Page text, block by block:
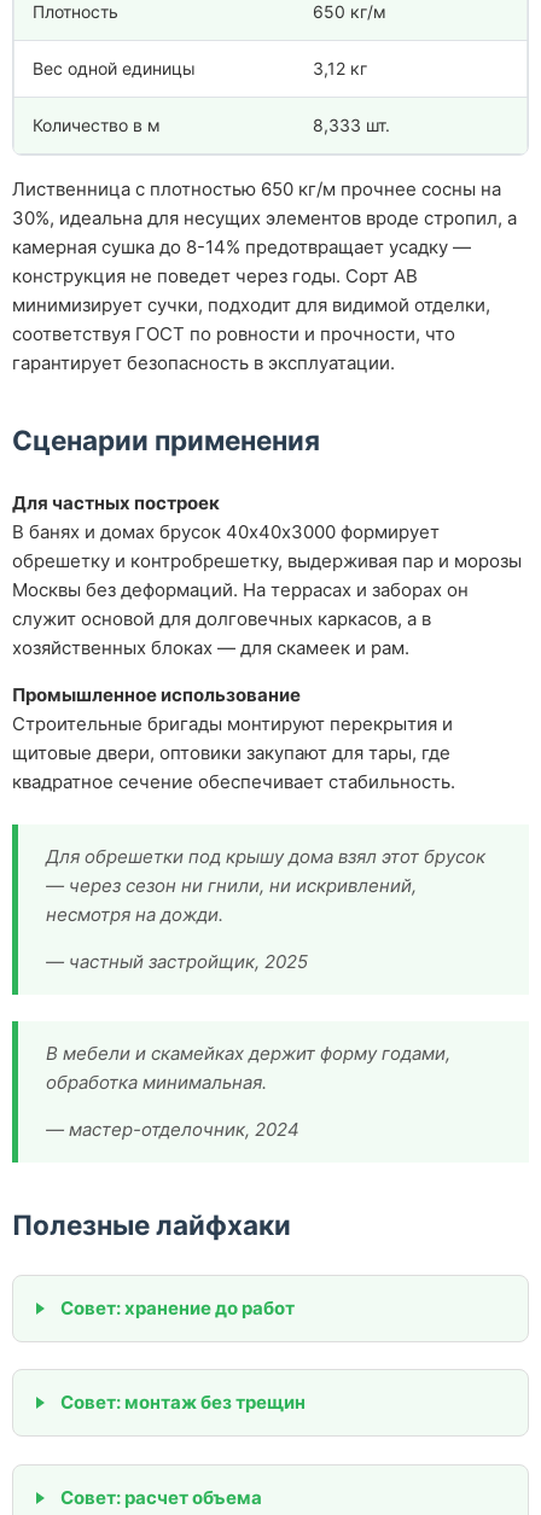
Плотность 650 кг/м
Вес одной единицы 3,12 кг
Количество в м 8,333 шт.
Лиственница с плотностью 650 кг/м прочнее сосны на
30%, идеальна для несущих элементов вроде стропил, а
камерная сушка до 8-14% предотвращает усадку —
конструкция не поведет через годы. Сорт АВ
минимизирует сучки, подходит для видимой отделки,
соответствуя ГОСТ по ровности и прочности, что
гарантирует безопасность в эксплуатации.
Сценарии применения
Для частных построек
В банях и домах брусок 40х40х3000 формирует
обрешетку и контробрешетку, выдерживая пар и морозы
Москвы без деформаций. На террасах и заборах он
служит основой для долговечных каркасов, а в
хозяйственных блоках — для скамеек и рам.
Промышленное использование
Строительные бригады монтируют перекрытия и
щитовые двери, оптовики закупают для тары, где
квадратное сечение обеспечивает стабильность.
Для обрешетки под крышу дома взял этот брусок
— через сезон ни гнили, ни искривлений,
несмотря на дожди.
— частный застройщик, 2025
В мебели и скамейках держит форму годами,
обработка минимальная.
— мастер-отделочник, 2024
Полезные лайфхаки
Совет: хранение до работ
Совет: монтаж без трещин
Совет: расчет объема